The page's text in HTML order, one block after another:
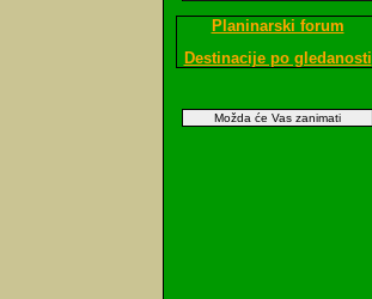
Planinarski forum
Destinacije po gledanosti
Možda će Vas zanimati